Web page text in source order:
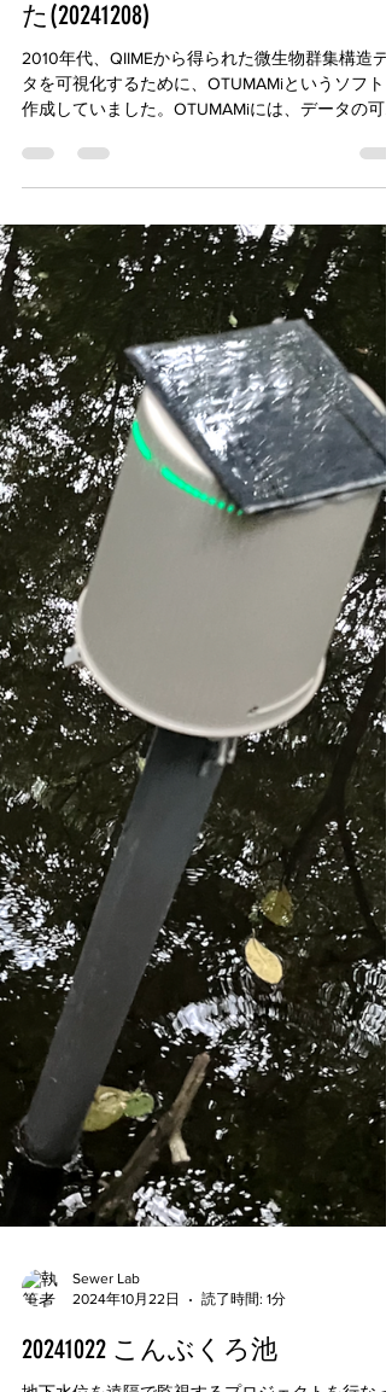
Sewer Lab
2024年12月8日
読了時間: 2分
トウェアOTUMAMiII を作成しまし
2010年代、QIIMEから得られた微生物群集構造デ
タを可視化するために、OTUMAMiというソフト
作成していました。OTUMAMiには、データの可
化だけでなく、QIIMEで用いる基本的なコマンド
自動で作成・実行するような機能を持たせていま
した。その後、2015年ご...